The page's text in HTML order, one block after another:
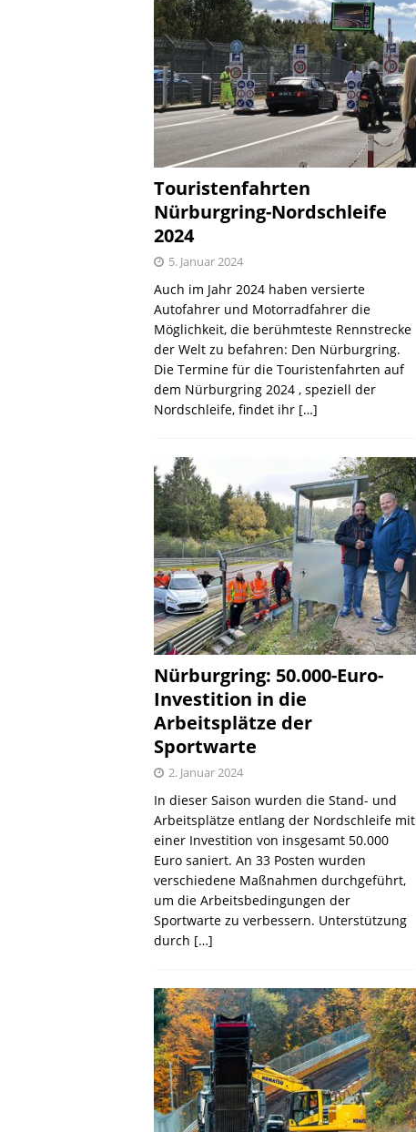
Touristenfahrten
Nürburgring-Nordschleife
2024
5. Januar 2024
Auch im Jahr 2024 haben versierte
Autofahrer und Motorradfahrer die
Möglichkeit, die berühmteste Rennstrecke
der Welt zu befahren: Den Nürburgring.
Die Termine für die Touristenfahrten auf
dem Nürburgring 2024 , speziell der
Nordschleife, findet ihr […]
Nürburgring: 50.000-Euro-
Investition in die
Arbeitsplätze der
Sportwarte
2. Januar 2024
In dieser Saison wurden die Stand- und
Arbeitsplätze entlang der Nordschleife mit
einer Investition von insgesamt 50.000
Euro saniert. An 33 Posten wurden
verschiedene Maßnahmen durchgeführt,
um die Arbeitsbedingungen der
Sportwarte zu verbessern. Unterstützung
durch […]